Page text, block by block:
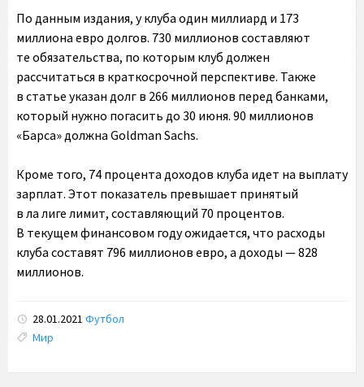
По данным издания, у клуба один миллиард и 173
миллиона евро долгов. 730 миллионов составляют
те обязательства, по которым клуб должен
рассчитаться в краткосрочной перспективе. Также
в статье указан долг в 266 миллионов перед банками,
который нужно погасить до 30 июня. 90 миллионов
«Барса» должна Goldman Sachs.
Кроме того, 74 процента доходов клуба идет на выплату
зарплат. Этот показатель превышает принятый
в ла лиге лимит, составляющий 70 процентов.
В текущем финансовом году ожидается, что расходы
клуба составят 796 миллионов евро, а доходы — 828
миллионов.
28.01.2021 Футбол
Tags:
Мир